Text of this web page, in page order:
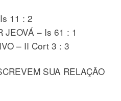
11 : 2
JEOVÁ – Is 61 : 1
– II Cort 3 : 3
SUA RELAÇÃO